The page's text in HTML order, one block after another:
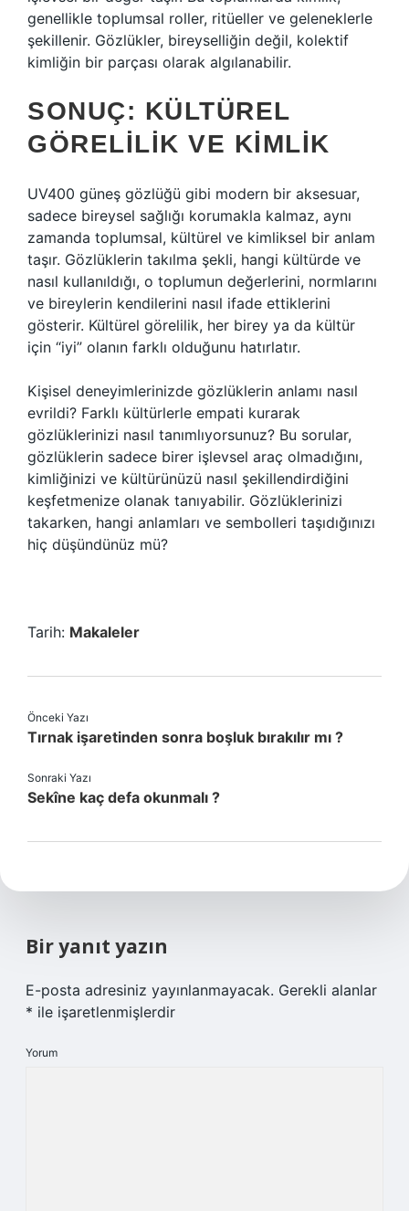
genellikle toplumsal roller, ritüeller ve geleneklerle
şekillenir. Gözlükler, bireyselliğin değil, kolektif
kimliğin bir parçası olarak algılanabilir.
SONUÇ: KÜLTÜREL
GÖRELILIK VE KIMLIK
UV400 güneş gözlüğü gibi modern bir aksesuar,
sadece bireysel sağlığı korumakla kalmaz, aynı
zamanda toplumsal, kültürel ve kimliksel bir anlam
taşır. Gözlüklerin takılma şekli, hangi kültürde ve
nasıl kullanıldığı, o toplumun değerlerini, normlarını
ve bireylerin kendilerini nasıl ifade ettiklerini
gösterir. Kültürel görelilik, her birey ya da kültür
için “iyi” olanın farklı olduğunu hatırlatır.
Kişisel deneyimlerinizde gözlüklerin anlamı nasıl
evrildi? Farklı kültürlerle empati kurarak
gözlüklerinizi nasıl tanımlıyorsunuz? Bu sorular,
gözlüklerin sadece birer işlevsel araç olmadığını,
kimliğinizi ve kültürünüzü nasıl şekillendirdiğini
keşfetmenize olanak tanıyabilir. Gözlüklerinizi
takarken, hangi anlamları ve sembolleri taşıdığınızı
hiç düşündünüz mü?
Tarih: Makaleler
Önceki Yazı
Tırnak işaretinden sonra boşluk bırakılır mı ?
Sonraki Yazı
Sekîne kaç defa okunmalı ?
Bir yanıt yazın
E-posta adresiniz yayınlanmayacak. Gerekli alanlar
* ile işaretlenmişlerdir
Yorum